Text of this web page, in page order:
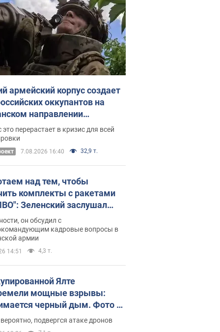
армейский корпус создает
оккупантов на
направлении
дискомфорт: как это
это перерастает в кризис для всей
7.08.2026 16:40 32,9 т.
над тем, чтобы
комплекты с ракетами
Зеленский заслушал
Драпатого и объявил о
мерах
он обсудил с
кадровые вопросы в
армии
14:51 4,3 т.
Ялте
мощные взрывы:
черный дым. Фото и
подвергся атаке дронов